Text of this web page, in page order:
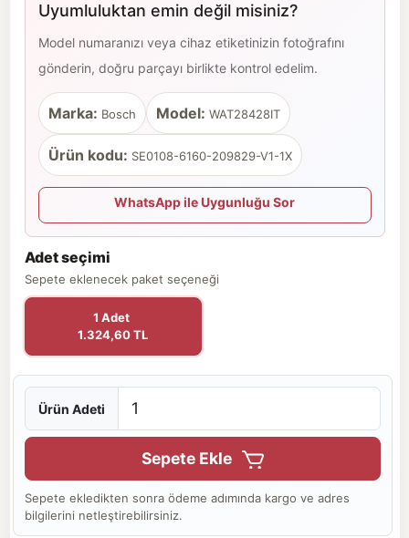
Uyumluluktan emin değil misiniz?
Model numaranızı veya cihaz etiketinizin fotoğrafını
gönderin, doğru parçayı birlikte kontrol edelim.
Marka: Bosch Model: WAT28428IT
Ürün kodu: SE0108-6160-209829-V1-1X
WhatsApp ile Uygunluğu Sor
Adet seçimi
Sepete eklenecek paket seçeneği
1 Adet
1.324,60 TL
Ürün Adeti
Sepete Ekle
Sepete ekledikten sonra ödeme adımında kargo ve adres
bilgilerini netleştirebilirsiniz.